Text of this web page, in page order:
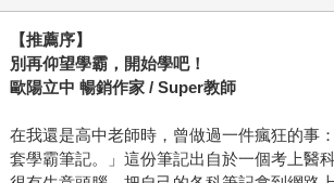
【推薦序】
別再仰望學霸，開始學吧！
歐陽立中 暢銷作家 / Super教師
在我還是高中老師時，曾做過一件瘋狂的事
套學霸筆記。」這份筆記出自於一個考上醫